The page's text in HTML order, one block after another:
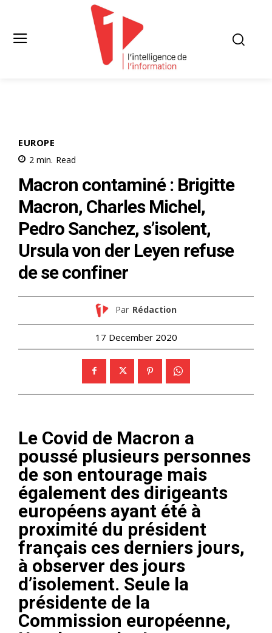
EUROPE
2 min. Read
Macron contaminé : Brigitte
Macron, Charles Michel,
Pedro Sanchez, s’isolent,
Ursula von der Leyen refuse
de se confiner
Par Rédaction
17 December 2020
Le Covid de Macron a
poussé plusieurs personnes
de son entourage mais
également des dirigeants
européens ayant été à
proximité du président
français ces derniers jours,
à observer des jours
d’isolement. Seule la
présidente de la
Commission européenne,